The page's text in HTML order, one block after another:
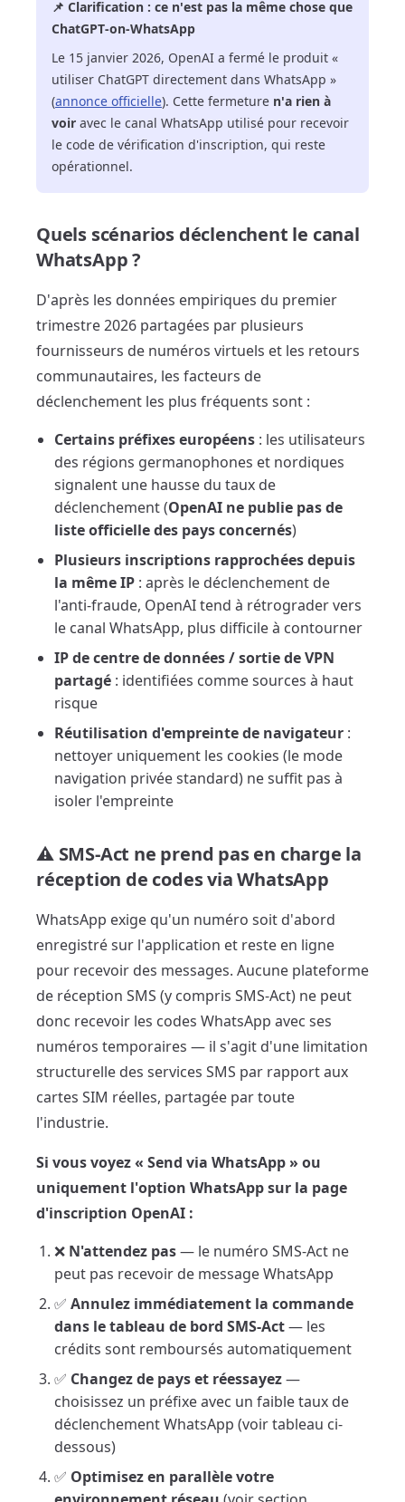
📌 Clarification : ce n'est pas la même chose que
ChatGPT-on-WhatsApp
Le 15 janvier 2026, OpenAI a fermé le produit «
utiliser ChatGPT directement dans WhatsApp »
(annonce officielle). Cette fermeture n'a rien à
voir avec le canal WhatsApp utilisé pour recevoir
le code de vérification d'inscription, qui reste
opérationnel.
Quels scénarios déclenchent le canal
WhatsApp ?
D'après les données empiriques du premier
trimestre 2026 partagées par plusieurs
fournisseurs de numéros virtuels et les retours
communautaires, les facteurs de
déclenchement les plus fréquents sont :
Certains préfixes européens : les utilisateurs
des régions germanophones et nordiques
signalent une hausse du taux de
déclenchement (OpenAI ne publie pas de
liste officielle des pays concernés)
Plusieurs inscriptions rapprochées depuis
la même IP : après le déclenchement de
l'anti-fraude, OpenAI tend à rétrograder vers
le canal WhatsApp, plus difficile à contourner
IP de centre de données / sortie de VPN
partagé : identifiées comme sources à haut
risque
Réutilisation d'empreinte de navigateur :
nettoyer uniquement les cookies (le mode
navigation privée standard) ne suffit pas à
isoler l'empreinte
⚠️ SMS-Act ne prend pas en charge la
réception de codes via WhatsApp
WhatsApp exige qu'un numéro soit d'abord
enregistré sur l'application et reste en ligne
pour recevoir des messages. Aucune plateforme
de réception SMS (y compris SMS-Act) ne peut
donc recevoir les codes WhatsApp avec ses
numéros temporaires — il s'agit d'une limitation
structurelle des services SMS par rapport aux
cartes SIM réelles, partagée par toute
l'industrie.
Si vous voyez « Send via WhatsApp » ou
uniquement l'option WhatsApp sur la page
d'inscription OpenAI :
❌ N'attendez pas— le numéro SMS-Act ne
peut pas recevoir de message WhatsApp
✅ Annulez immédiatement la commande
dans le tableau de bord SMS-Act— les
crédits sont remboursés automatiquement
✅ Changez de pays et réessayez—
choisissez un préfixe avec un faible taux de
déclenchement WhatsApp (voir tableau ci-
dessous)
✅ Optimisez en parallèle votre